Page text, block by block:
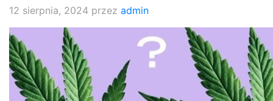
12 sierpnia, 2024 przez admin